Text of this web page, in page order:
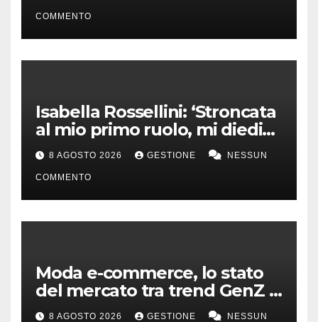
COMMENTO
Isabella Rossellini: ‘Stroncata
al mio primo ruolo, mi diedi
alla moda’
8 AGOSTO 2026 GESTIONE NESSUN
COMMENTO
Moda e-commerce, lo stato
del mercato tra trend GenZ e
second hand
8 AGOSTO 2026 GESTIONE NESSUN